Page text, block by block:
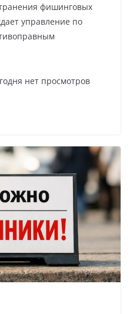
фишинговых
управление по
нет просмотров